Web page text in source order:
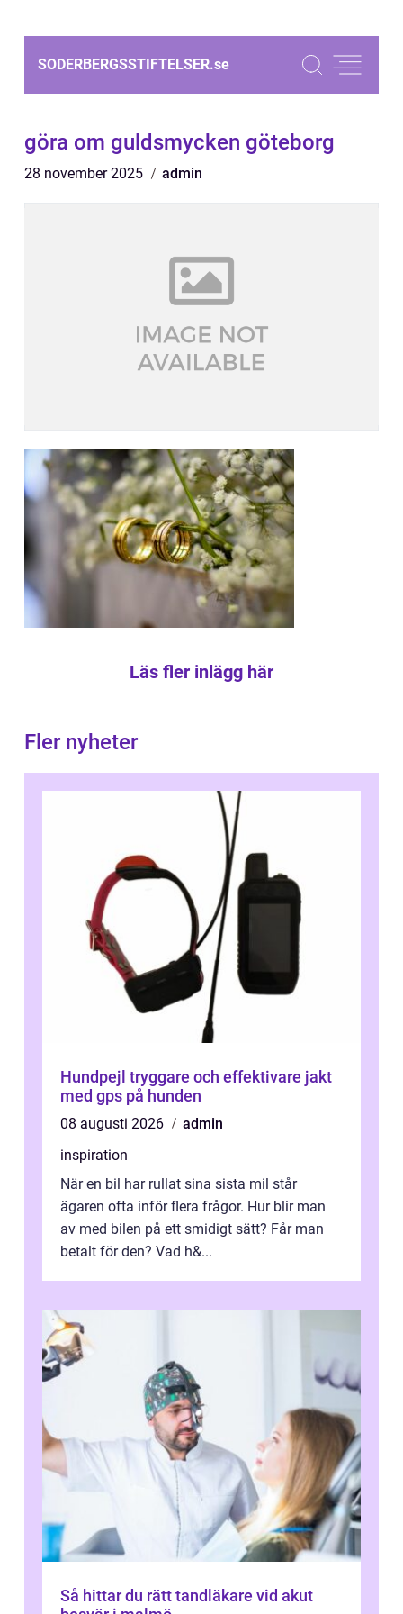
SODERBERGSSTIFTELSER.se
göra om guldsmycken göteborg
28 november 2025 admin
Läs fler inlägg här
Fler nyheter
Hundpejl tryggare och effektivare jakt
med gps på hunden
08 augusti 2026
admin
inspiration
När en bil har rullat sina sista mil står
ägaren ofta inför flera frågor. Hur blir man
av med bilen på ett smidigt sätt? Får man
betalt för den? Vad h&...
Så hittar du rätt tandläkare vid akut